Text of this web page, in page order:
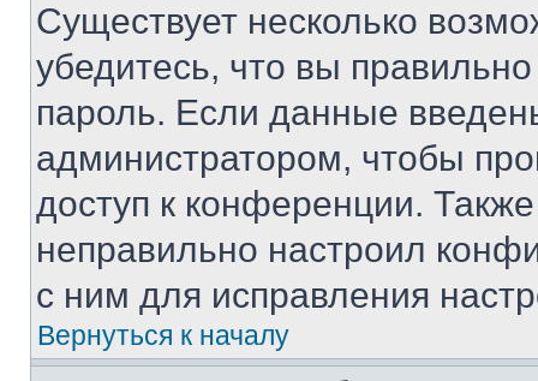
Существует несколько
убедитесь, что вы
пароль. Если данные
администратором, чтобы
доступ к конференции.
неправильно настроил
с ним для исправления
Вернуться к началу